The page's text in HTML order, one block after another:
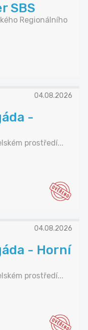
SBS
Regionálního
04.08.2026
-
prostředí...
04.08.2026
- Horní
prostředí...